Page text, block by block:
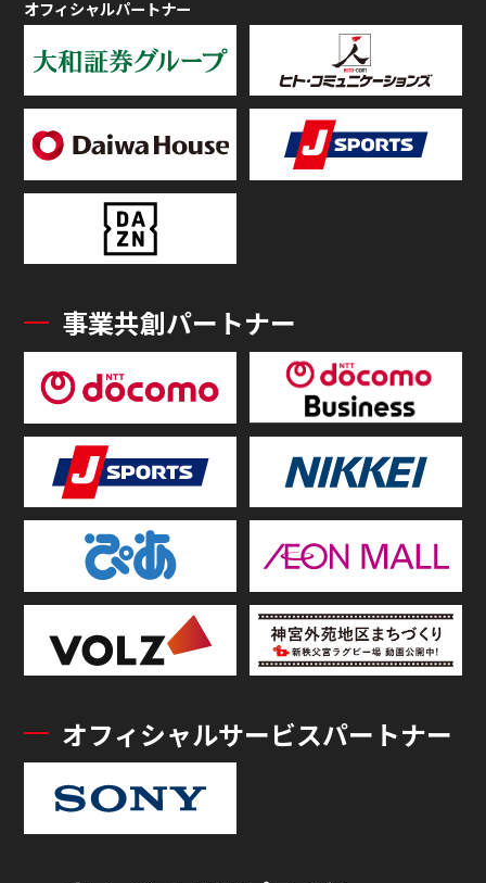
オフィシャルパートナー
事業共創パートナー
オフィシャルサービスパートナー